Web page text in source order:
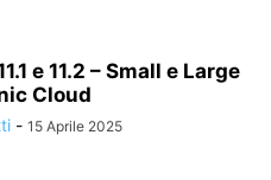
e 11.2 – Small e Large
Cloud
- 15 Aprile 2025